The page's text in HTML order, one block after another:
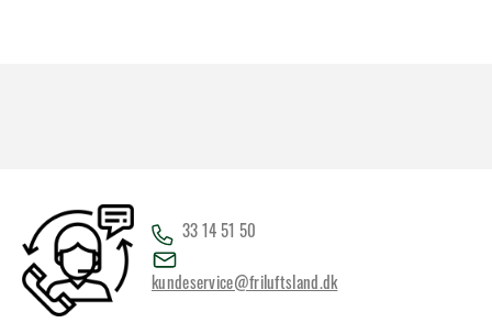
33 14 51 50
kundeservice@friluftsland.dk